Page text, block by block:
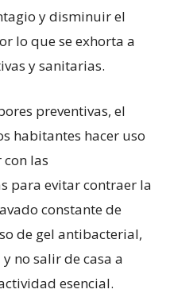
y disminuir el
lo que se exhorta a
y sanitarias.
preventivas, el
habitantes hacer uso
las
para evitar contraer la
constante de
de gel antibacterial,
no salir de casa a
esencial.